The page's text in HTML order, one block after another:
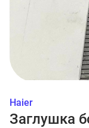
Haier
Заглушка